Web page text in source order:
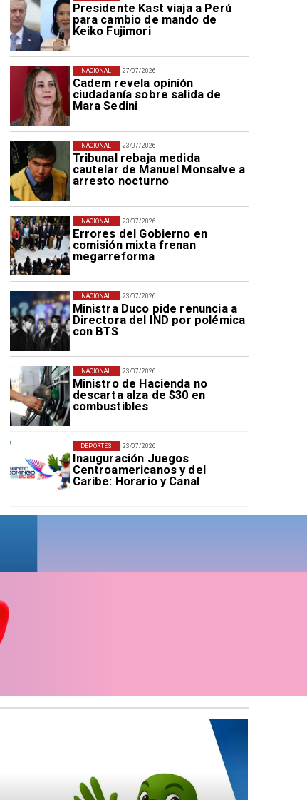
Presidente Kast viaja a Perú
para cambio de mando de
Keiko Fujimori
27/07/2026
Cadem revela opinión
ciudadanía sobre salida de
Mara Sedini
NACIONAL
23/07/2026
Tribunal rebaja medida
cautelar de Manuel Monsalve a
arresto nocturno
NACIONAL
23/07/2026
Errores del Gobierno en
comisión mixta frenan
megarreforma
NACIONAL
23/07/2026
Ministra Duco pide renuncia a
Directora del IND por polémica
con BTS
NACIONAL
23/07/2026
Ministro de Hacienda no
descarta alza de $30 en
combustibles
NACIONAL
23/07/2026
Inauguración Juegos
Centroamericanos y del
Caribe: Horario y Canal
DEPORTES